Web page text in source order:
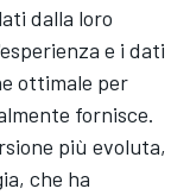
dalla loro
e i dati
ottimale per
fornisce.
più evoluta,
che ha